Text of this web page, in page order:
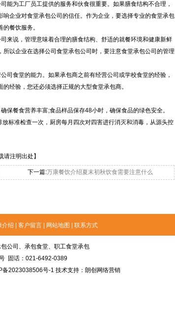
为工厂员工提供的服务和伙食很重要。如果膳食结构不合理，
企业对食堂承包公司的信任。作为企业，要选择专业的食堂承包
餐饮服务。
说，管理意味着合理的膳食结构、舒适的就餐环境和健康新鲜
以企业在选择公司食堂承包公司时，要注意食堂承包公司的管理
食堂的能力。如果承包商之前有经营公司或学校食堂的经验，
经验，您还必须选择正规的大型食堂承包商。
餐食营养丰富;食品样品保存48小时，确保食品的绿色安全。
准检查一次，厨房每月四次对四害进行消灭和消毒，从源头控
请注明出处】
下一篇:万康餐饮介绍夏末初秋饮食需要注意什么
介绍 客户留言| 网站地图 联系方式
公司、承包食堂、职工食堂承包
固话：021-6492-0389
备2023038506号-1 技术支持：朗创网络营销